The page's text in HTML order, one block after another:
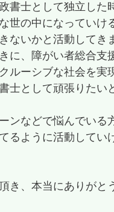
書士として独立した
世の中になってい
ないかと活動してき
に、障がい者総合
ルーシブな社会を
士として頑張りたい
ンなどで悩んでい
るように活動して
き、本当にありがと